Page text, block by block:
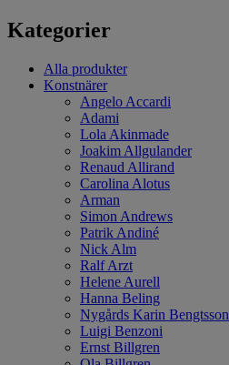
Kategorier
Alla produkter
Konstnärer
Angelo Accardi
Adami
Lola Akinmade
Joakim Allgulander
Renaud Allirand
Carolina Alotus
Arman
Simon Andrews
Patrik Andiné
Nick Alm
Ralf Arzt
Helene Aurell
Hanna Beling
Nygårds Karin Bengtsson
Luigi Benzoni
Ernst Billgren